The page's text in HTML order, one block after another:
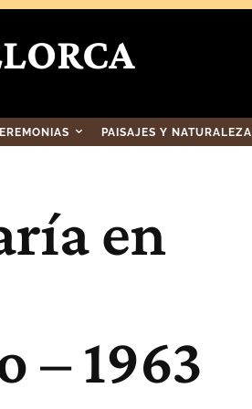
PAISAJES Y NATURALEZA
en
– 1963